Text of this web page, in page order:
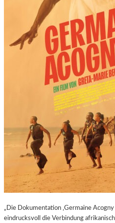
„Die Dokumentation ‚Germaine
eindrucksvoll die Verbindung